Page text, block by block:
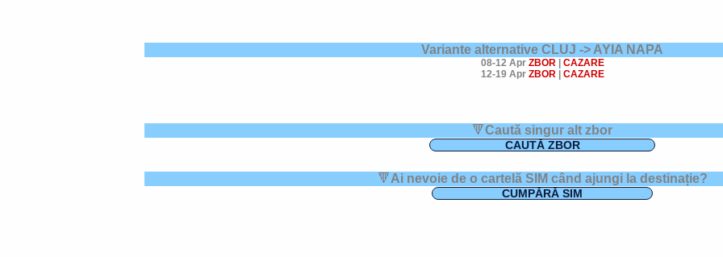
Variante alternative CLUJ -> AYIA NAPA
08-12 Apr ZBOR| CAZARE
12-19 Apr ZBOR| CAZARE
🔻Caută singur alt zbor
CAUTĂ ZBOR
🔻Ai nevoie de o cartelă SIM când ajungi la destinație?
CUMPĂRĂ SIM